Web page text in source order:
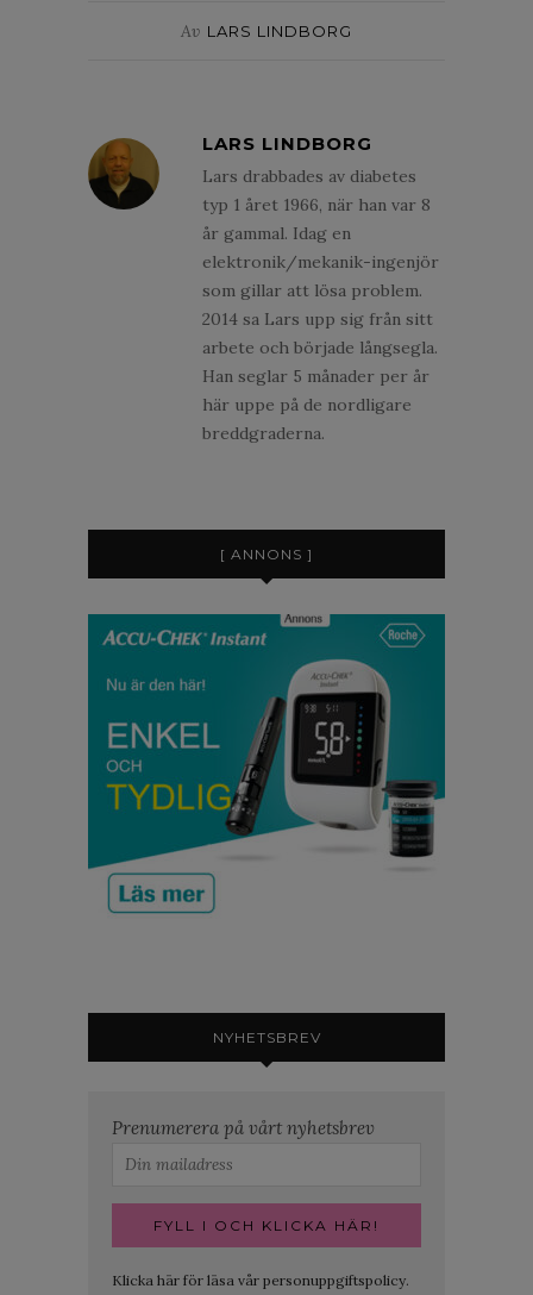
Av LARS LINDBORG
LARS LINDBORG
Lars drabbades av diabetes
typ 1 året 1966, när han var 8
år gammal. Idag en
elektronik/mekanik-ingenjör
som gillar att lösa problem.
2014 sa Lars upp sig från sitt
arbete och började långsegla.
Han seglar 5 månader per år
här uppe på de nordligare
breddgraderna.
[ ANNONS ]
NYHETSBREV
Prenumerera på vårt nyhetsbrev
Klicka här för läsa vår personuppgiftspolicy.